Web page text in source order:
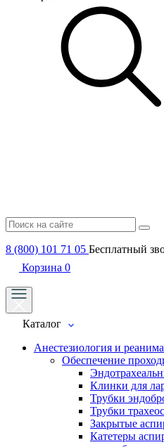
8 (800) 101 71 05 Бесплатный
Корзина 0
Каталог
Анестезиология и
Обеспечение
Клинки для
Трубки
Трубки
Закрытые
Катетеры